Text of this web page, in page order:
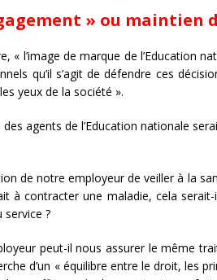
» ou maintien
« l’image de marque de l’Education
qu’il s’agit de défendre ces
yeux de la société ».
agents de l’Education nationale
de notre employeur de veiller à la
à contracter une maladie, cela
?
peut-il nous assurer le même
d’un « équilibre entre le droit, les